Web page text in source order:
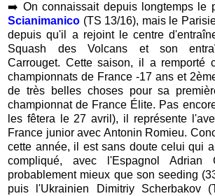
➡️ On connaissait depuis longtemps le
Scianimanico (TS 13/16), mais le
depuis qu'il a rejoint le centre
Squash des Volcans et son
Carrouget. Cette saison, il a remporté
championnats de France -17 ans et
de très belles choses pour sa
championnat de France Élite. Pas
les fêtera le 27 avril), il représente
France junior avec Antonin Romieu.
cette année, il est sans doute celui qui
compliqué, avec l'Espagnol Adrian
probablement mieux que son seeding
puis l'Ukrainien Dimitriy Scherbakov